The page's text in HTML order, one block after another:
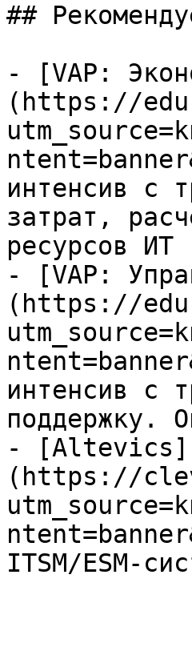
##
- [VAP:
(https://
интенсив с
затрат,
ресурсов ИТ
- [VAP:
(https://
интенсив с
поддержку.
- [Altevics]
(https://
ITSM/ESM-